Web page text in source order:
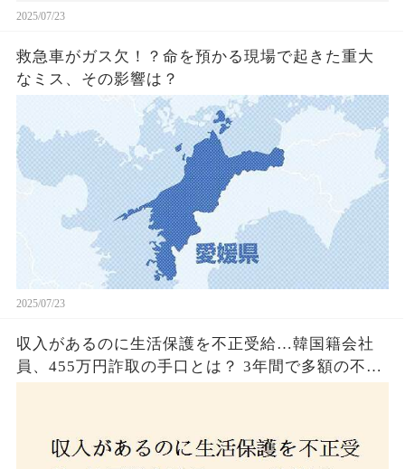
2025/07/23
救急車がガス欠！？命を預かる現場で起きた重大
なミス、その影響は？
2025/07/23
収入があるのに生活保護を不正受給…韓国籍会社
員、455万円詐取の手口とは？ 3年間で多額の不正